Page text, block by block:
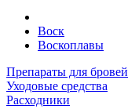
Воск
Воскоплавы
Препараты для бровей
Уходовые средства
Расходники